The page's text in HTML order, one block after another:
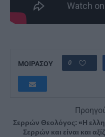
ΜΟΙΡΑΣΟΥ 0
Σερρών Θεολόγος: «Η
Σερρών και είναι και